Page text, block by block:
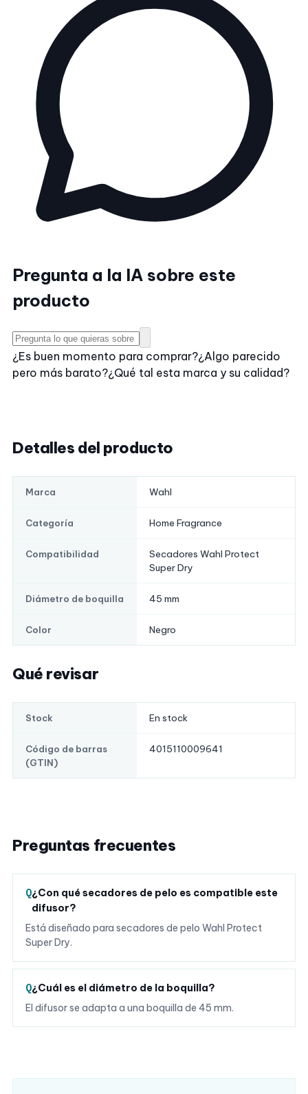
Pregunta a la IA sobre este
producto
¿Es buen momento para comprar?¿Algo parecido
pero más barato?¿Qué tal esta marca y su calidad?
Detalles del producto
Marca Wahl
Categoría Home Fragrance
Compatibilidad
Secadores Wahl Protect
Super Dry
Diámetro de boquilla 45 mm
Color Negro
Qué revisar
Stock En stock
Código de barras
(GTIN)
4015110009641
Preguntas frecuentes
¿Con qué secadores de pelo es compatible este
difusor?
Está diseñado para secadores de pelo Wahl Protect
Super Dry.
¿Cuál es el diámetro de la boquilla?
El difusor se adapta a una boquilla de 45 mm.